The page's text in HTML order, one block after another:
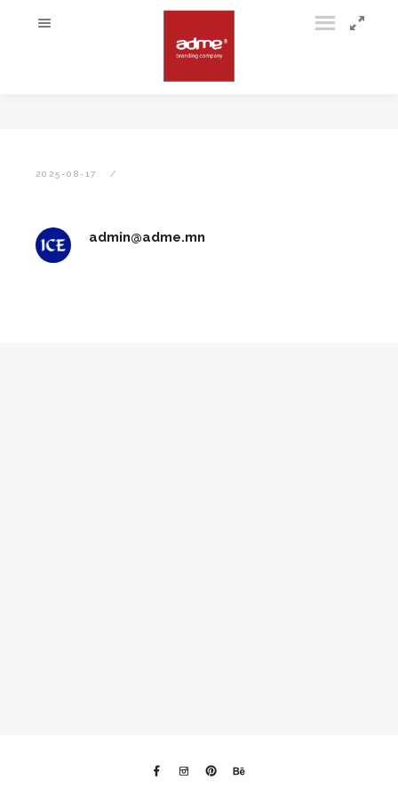
2025-08-17
admin@adme.mn